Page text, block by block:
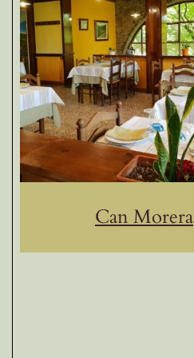
Can Morera